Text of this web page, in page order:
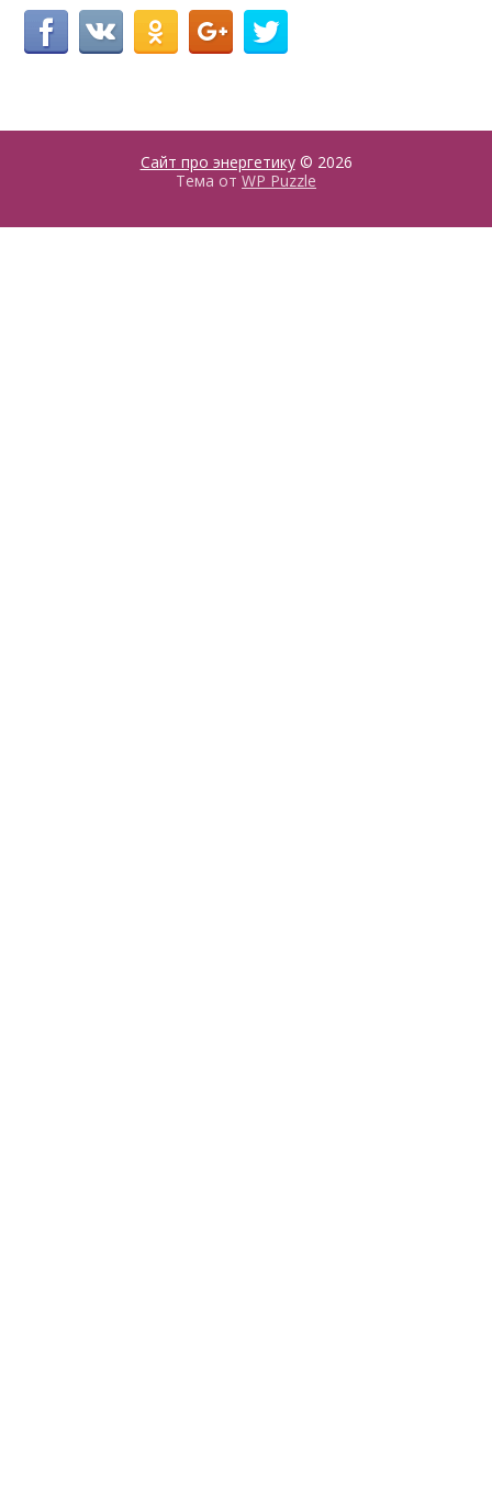
Сайт про энергетику© 2026
Тема от WP Puzzle